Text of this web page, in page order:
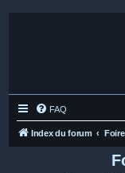
FAQ
Index du forum